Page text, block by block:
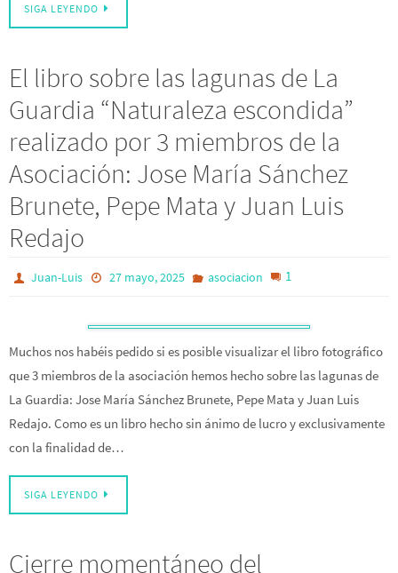
SIGA LEYENDO
El libro sobre las lagunas de La
Guardia “Naturaleza escondida”
realizado por 3 miembros de la
Asociación: Jose María Sánchez
Brunete, Pepe Mata y Juan Luis
Redajo
Juan-Luis 27 mayo, 2025 asociacion 1
Muchos nos habéis pedido si es posible visualizar el libro fotográfico
que 3 miembros de la asociación hemos hecho sobre las lagunas de
La Guardia: Jose María Sánchez Brunete, Pepe Mata y Juan Luis
Redajo. Como es un libro hecho sin ánimo de lucro y exclusivamente
con la finalidad de…
SIGA LEYENDO
Cierre momentáneo del